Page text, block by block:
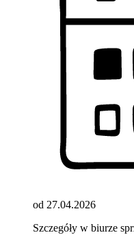
od 27.04.2026
Szczegóły w biurze